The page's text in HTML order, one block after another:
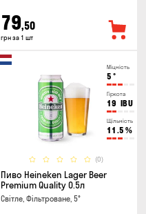
79,50
грн за 1 шт
Міцність
5 °
Гіркота
19 IBU
Щільність
11.5 %
(0)
Пиво Heineken Lager Beer
Premium Quality 0.5л
Світле, Фільтроване, 5°